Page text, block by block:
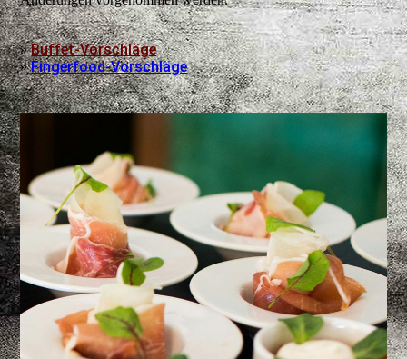
»Buffet-Vorschläge
»Fingerfood-Vorschläge